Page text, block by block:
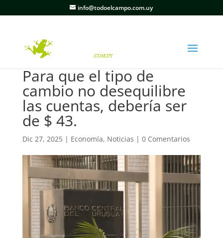
info@todoelcampo.com.uy
Para que el tipo de
cambio no desequilibre
las cuentas, debería ser
de $ 43.
Dic 27, 2025| Economía, Noticias | 0 Comentarios